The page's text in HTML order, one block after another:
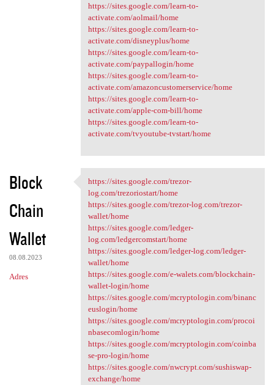
https://sites.google.com/learn-to-
activate.com/aolmail/home
https://sites.google.com/learn-to-
activate.com/disneyplus/home
https://sites.google.com/learn-to-
activate.com/paypallogin/home
https://sites.google.com/learn-to-
activate.com/amazoncustomerservice/home
https://sites.google.com/learn-to-
activate.com/apple-com-bill/home
https://sites.google.com/learn-to-
activate.com/tvyoutube-tvstart/home
Block
Chain
Wallet
08.08.2023
Adres
https://sites.google.com
https://sites.google.com/trezor-
log.com/trezoriostart/home
https://sites.google.com/trezor-log.com/trezor-
wallet/home
https://sites.google.com/ledger-
log.com/ledgercomstart/home
https://sites.google.com/ledger-log.com/ledger-
wallet/home
https://sites.google.com/e-walets.com/blockchain-
wallet-login/home
https://sites.google.com/mcryptologin.com/binanc
euslogin/home
https://sites.google.com/mcryptologin.com/procoi
nbasecomlogin/home
https://sites.google.com/mcryptologin.com/coinba
se-pro-login/home
https://sites.google.com/nwcrypt.com/sushiswap-
exchange/home